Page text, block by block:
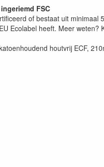
FSC
of bestaat uit minimaal
Ecolabel heeft. Meer weten?
houtvrij ECF,